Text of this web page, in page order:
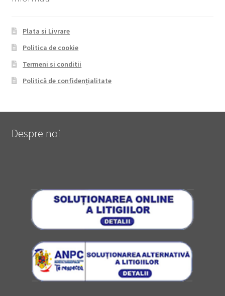
Plata si Livrare
Politica de cookie
Termeni si conditii
Politică de confidențialitate
Despre noi